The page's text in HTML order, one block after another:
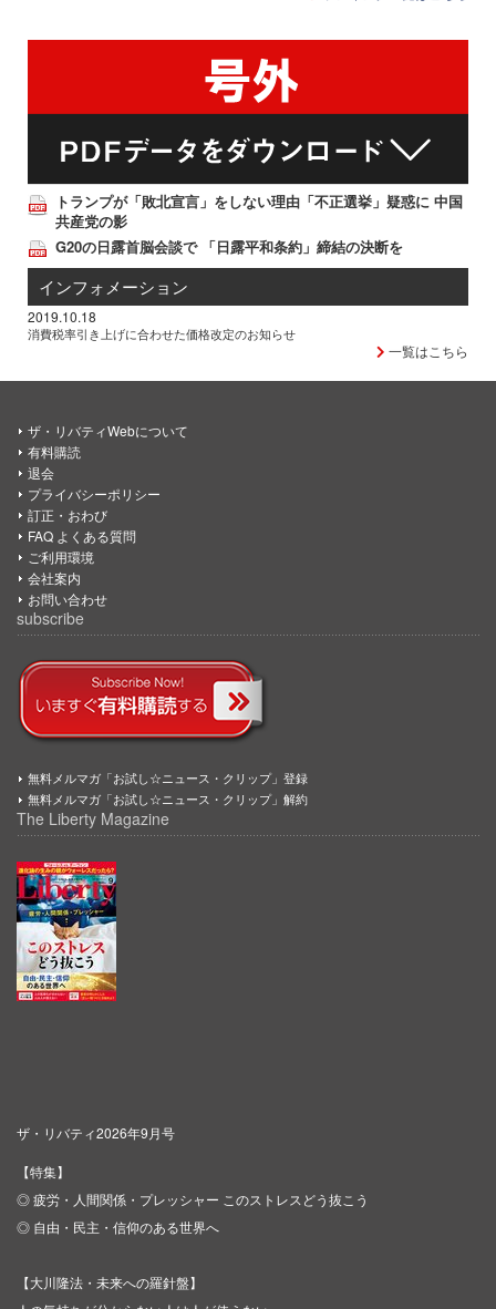
トランプが「敗北宣言」をしない理由「不正選挙」疑惑に 中国
共産党の影
G20の日露首脳会談で 「日露平和条約」締結の決断を
インフォメーション
2019.10.18
消費税率引き上げに合わせた価格改定のお知らせ
一覧はこちら
ザ・リバティWebについて
有料購読
退会
プライバシーポリシー
訂正・おわび
FAQ よくある質問
ご利用環境
会社案内
お問い合わせ
subscribe
無料メルマガ「お試し☆ニュース・クリップ」登録
無料メルマガ「お試し☆ニュース・クリップ」解約
The Liberty Magazine
ザ・リバティ2026年9月号
【特集】
◎ 疲労・人間関係・プレッシャー このストレスどう抜こう
◎ 自由・民主・信仰のある世界へ
【大川隆法・未来への羅針盤】